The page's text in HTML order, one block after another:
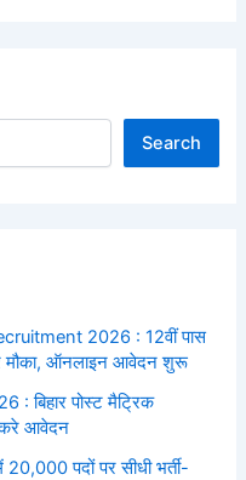
Search
2026 : 12वीं पास
मौका, ऑनलाइन आवेदन शुरू
बिहार पोस्ट मैट्रिक
करे आवेदन
पदों पर सीधी भर्ती-